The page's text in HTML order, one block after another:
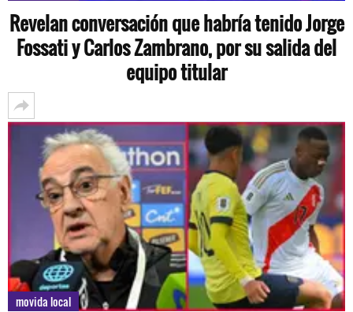
Revelan conversación que habría tenido Jorge
Fossati y Carlos Zambrano, por su salida del
equipo titular
movida local